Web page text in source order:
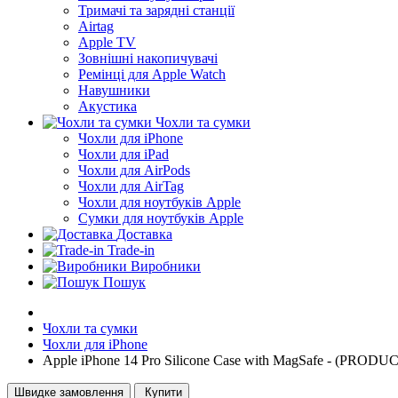
Тримачі та зарядні станції
Airtag
Apple TV
Зовнішні накопичувачі
Ремінці для Apple Watch
Навушники
Акустика
Чохли та сумки
Чохли для iPhone
Чохли для iPad
Чохли для AirPods
Чохли для AirTag
Чохли для ноутбуків Apple
Сумки для ноутбуків Apple
Доставка
Trade-in
Виробники
Пошук
Чохли та сумки
Чохли для iPhone
Apple iPhone 14 Pro Silicone Case with MagSafe -
Швидке замовлення Купити